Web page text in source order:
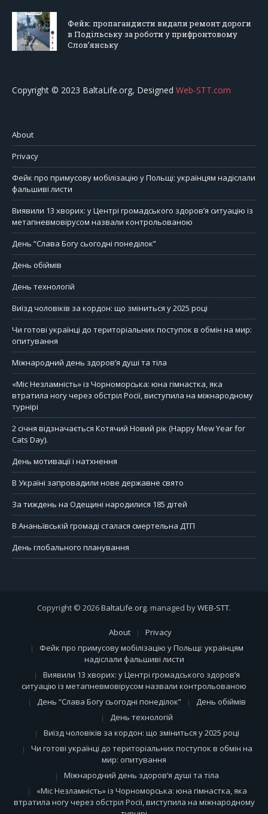
Фейк: пропагандисти видали ремонт дороги
в Подільську за роботи у прифронтовому
Слов’янську
Copyright © 2023 BaltaLife.org, Designed Web-STT.com
About
Privacy
Фейк про примусову мобілізацію у Польщі: українцям надіслали
фальшиві листи
Виявили 13 хворих: у Центрі громадського здоров’я ситуацію із
метапневмовірусом назвали контрольованою
День “Слава Богу сьогодні понеділок”
День обіймів
День технологій
Виїзд чоловіків за кордон: що зміниться у 2025 році
Чи готові українці до територіальних поступок в обмін на мир:
опитування
Міжнародний день здоров’я душі та тіла
«Міс Незламність» із Чорноморська: юна гімнастка, яка
втратила ногу через обстріл Росії, виступила на міжнародному
турнірі
2 січня відзначається Котячий Новий рік (Happy Mew Year for
Cats Day).
День мотивації і натхнення
В Україні запровадили нове державне свято
За тиждень на Одещині народилися 185 дітей
В Ананьївській громаді сталася смертельна ДТП
День глобального планування
Copyright © 2026BaltaLife.org. managed byWEB-STT.
About
Privacy
Фейк про примусову мобілізацію у Польщі: українцям
надіслали фальшиві листи
Виявили 13 хворих: у Центрі громадського здоров’я
ситуацію із метапневмовірусом назвали контрольованою
День “Слава Богу сьогодні понеділок”
День обіймів
День технологій
Виїзд чоловіків за кордон: що зміниться у 2025 році
Чи готові українці до територіальних поступок в обмін на
мир: опитування
Міжнародний день здоров’я душі та тіла
«Міс Незламність» із Чорноморська: юна гімнастка, яка
втратила ногу через обстріл Росії, виступила на міжнародному